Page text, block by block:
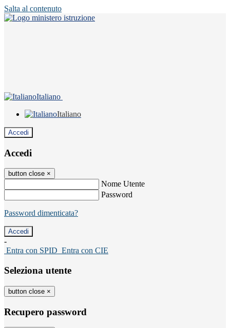
Salta al contenuto
Italiano
Italiano
Accedi
Accedi
button close ×
Nome Utente
Password
Password dimenticata?
-
Entra con SPID Entra con CIE
Seleziona utente
button close ×
Recupero password